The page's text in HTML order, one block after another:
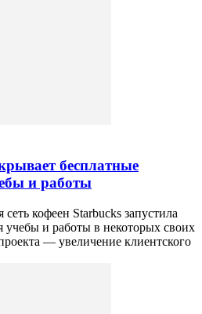
бесплатные
и работы
кофеен Starbucks запустила
учебы и работы в некоторых своих
— увеличение клиентского